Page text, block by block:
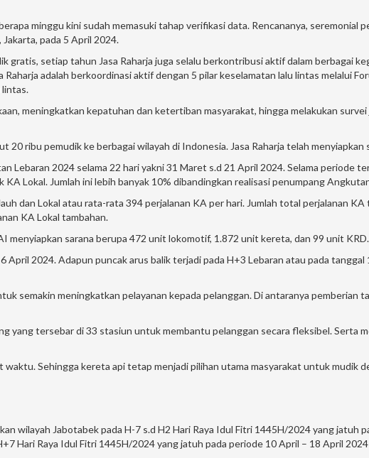
minggu kini sudah memasuki tahap verifikasi data. Rencananya, seremonial
pada 5 April 2024.
gratis, setiap tahun Jasa Raharja juga selalu berkontribusi aktif dalam berbagai
adalah berkoordinasi aktif dengan 5 pilar keselamatan lalu lintas melalui
lintas.
meningkatkan kepatuhan dan ketertiban masyarakat, hingga melakukan
ribu pemudik ke berbagai wilayah di Indonesia. Jasa Raharja telah
Lebaran 2024 selama 22 hari yakni 31 Maret s.d 21 April 2024. Selama periode
Lokal. Jumlah ini lebih banyak 10% dibandingkan realisasi penumpang
dan Lokal atau rata-rata 394 perjalanan KA per hari. Jumlah total perjalanan
KA Lokal tambahan.
sarana berupa 472 unit lokomotif, 1.872 unit kereta, dan 99 unit KRD.
2024. Adapun puncak arus balik terjadi pada H+3 Lebaran atau pada
semakin meningkatkan pelayanan kepada pelanggan. Di antaranya pemberian
yang tersebar di 33 stasiun untuk membantu pelanggan secara fleksibel. Serta
Sehingga kereta api tetap menjadi pilihan utama masyarakat untuk mudik
wilayah Jabotabek pada H-7 s.d H2 Hari Raya Idul Fitri 1445H/2024 yang jatuh
Hari Raya Idul Fitri 1445H/2024 yang jatuh pada periode 10 April – 18 April